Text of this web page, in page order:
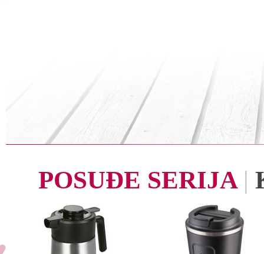
POSUĐE SERIJA |